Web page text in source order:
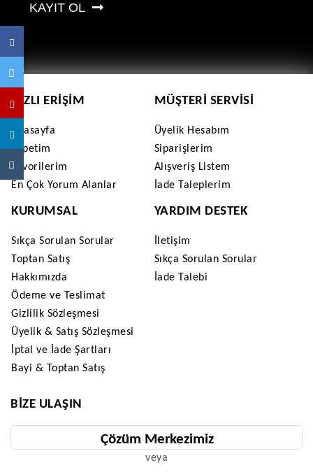
KAYIT OL
HIZLI ERIŞIM
Anasayfa
Sepetim
Favorilerim
En Çok Yorum Alanlar
MÜŞTERI SERVISI
Üyelik Hesabım
Siparişlerim
Alışveriş Listem
İade Taleplerim
KURUMSAL
Sıkça Sorulan Sorular
Toptan Satış
Hakkımızda
Ödeme ve Teslimat
Gizlilik Sözleşmesi
Üyelik & Satış Sözleşmesi
İptal ve İade Şartları
Bayi & Toptan Satış
YARDIM DESTEK
İletişim
Sıkça Sorulan Sorular
İade Talebi
BIZE ULAŞIN
Çözüm Merkezimiz
veya